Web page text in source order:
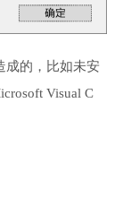
成的，比如未安
Visual C